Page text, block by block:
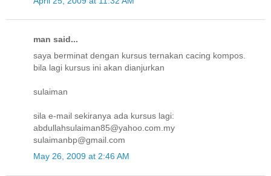
man said...
saya berminat dengan kursus ternakan cacing kompos.
bila lagi kursus ini akan dianjurkan
sulaiman
sila e-mail sekiranya ada kursus lagi:
abdullahsulaiman85@yahoo.com.my
sulaimanbp@gmail.com
May 26, 2009 at 2:46 AM